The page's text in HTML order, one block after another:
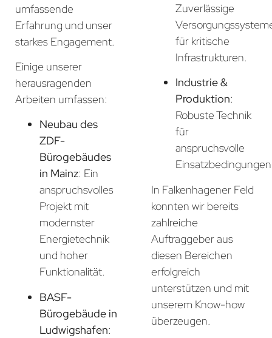
umfassende
Erfahrung und unser
starkes Engagement.
Einige unserer
herausragenden
Arbeiten umfassen:
Neubau des
ZDF-
Bürogebäudes
in Mainz: Ein
anspruchsvolles
Projekt mit
modernster
Energietechnik
und hoher
Funktionalität.
BASF-
Bürogebäude in
Ludwigshafen:
Zuverlässige
für kritische
Infrastrukturen.
Industrie &
Produktion:
Robuste Technik
für
anspruchsvolle
In Falkenhagener Feld
konnten wir bereits
zahlreiche
Auftraggeber aus
diesen Bereichen
erfolgreich
unterstützen und mit
unserem Know-how
überzeugen.